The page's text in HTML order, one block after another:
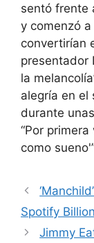
sentó frente
y comenzó
convertirían
presentador
la
alegría en el
durante
“Por primera
como
Spotify
Jimmy